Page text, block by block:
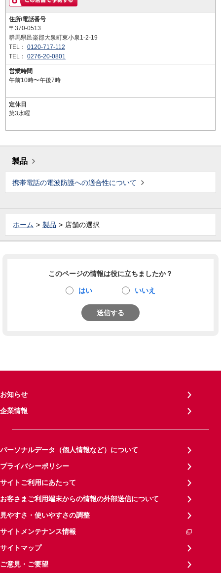
住所/電話番号
〒370-0513
群馬県邑楽郡大泉町東小泉1-2-19
TEL： 0120-717-112
TEL： 0276-20-0801
営業時間
午前10時〜午後7時
定休日
第3水曜
製品
携帯電話の電波防護への適合性について
ホーム 製品 店舗の選択
このページの情報は役に立ちましたか？
はい いいえ
送信する
お知らせ
企業情報
パーソナルデータ（個人情報など）について
プライバシーポリシー
サイトご利用にあたって
お客さまご利用端末からの情報の外部送信について
見やすさ・使いやすさの調整
サイトメンテナンス情報
サイトマップ
ご意見・ご要望